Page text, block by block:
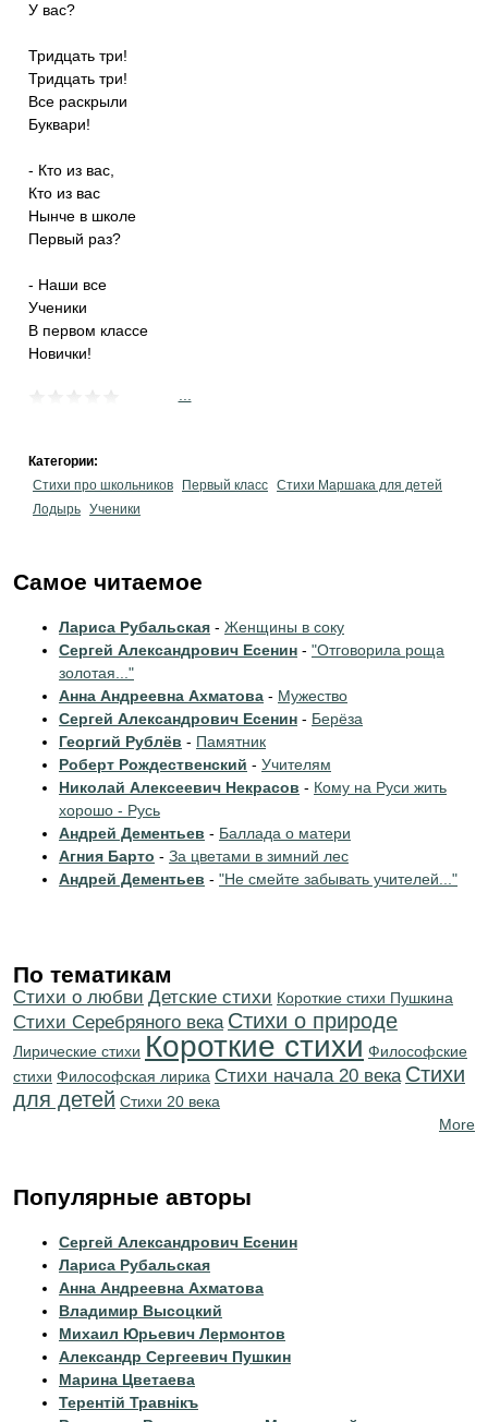
У вас?
Тридцать три!
Тридцать три!
Все раскрыли
Буквари!
- Кто из вас,
Кто из вас
Нынче в школе
Первый раз?
- Наши все
Ученики
В первом классе
Новички!
Категории:
Стихи про школьников
Первый класс Стихи Маршака для детей
Лодырь Ученики
Самое читаемое
Лариса Рубальская - Женщины в соку
Сергей Александрович Есенин - "Отговорила роща
золотая..."
Анна Андреевна Ахматова - Мужество
Сергей Александрович Есенин - Берёза
Георгий Рублёв - Памятник
Роберт Рождественский - Учителям
Николай Алексеевич Некрасов - Кому на Руси жить
хорошо - Русь
Андрей Дементьев - Баллада о матери
Агния Барто - За цветами в зимний лес
Андрей Дементьев - "Не смейте забывать учителей..."
По тематикам
Стихи о любви Детские стихи Короткие стихи Пушкина
Cтихи Серебряного века Стихи о природе
Лирические стихи Короткие стихи Философские
стихи Философская лирика Cтихи начала 20 века Стихи
для детей Стихи 20 века
More
Популярные авторы
Сергей Александрович Есенин
Лариса Рубальская
Анна Андреевна Ахматова
Владимир Высоцкий
Михаил Юрьевич Лермонтов
Александр Сергеевич Пушкин
Марина Цветаева
Терентiй Травнiкъ